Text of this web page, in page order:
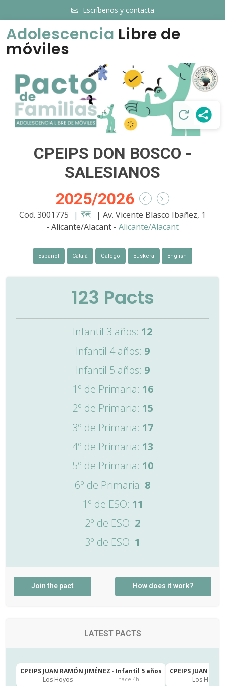
Escríbenos y contacta
Adolescencia Libre de
móviles
CPEIPS DON BOSCO -
SALESIANOS
2025/2026
Cod. 3001775 | 🗺️ | Av. Vicente Blasco Ibañez, 1
- Alicante/Alacant - Alicante/Alacant
Español Català Galego Euskera English
123 Pacts
Infantil 3 años: 12
Infantil 4 años: 9
Infantil 5 años: 9
1º de Primaria: 16
2º de Primaria: 15
3º de Primaria: 17
4º de Primaria: 13
5º de Primaria: 10
6º de Primaria: 8
1º de ESO: 11
2º de ESO: 2
3º de ESO: 1
Join the pact How does it work?
LATEST PACTS
CPEIPS JUAN RAMÓN JIMÉNEZ · Infantil 5 años
Los Hoyos
hace 4h
CPEIPS JUAN
Los Hoyos